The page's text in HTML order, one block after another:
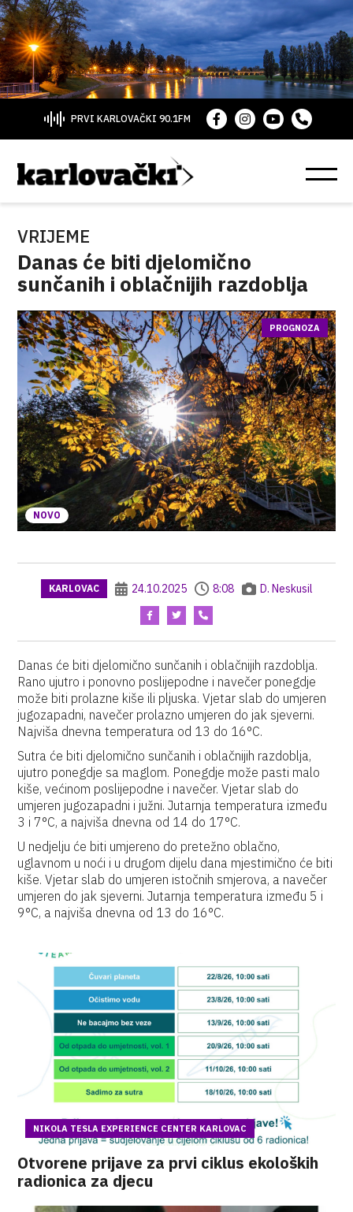
PRVI KARLOVAČKI 90.1FM
VRIJEME
Danas će biti djelomično
sunčanih i oblačnijih razdoblja
NOVO
PROGNOZA
KARLOVAC 24.10.2025 8:08 D. Neskusil
Danas će biti djelomično sunčanih i oblačnijih razdoblja.
Rano ujutro i ponovno poslijepodne i navečer ponegdje
može biti prolazne kiše ili pljuska. Vjetar slab do umjeren
jugozapadni, navečer prolazno umjeren do jak sjeverni.
Najviša dnevna temperatura od 13 do 16°C.
Sutra će biti djelomično sunčanih i oblačnijih razdoblja,
ujutro ponegdje sa maglom. Ponegdje može pasti malo
kiše, većinom poslijepodne i navečer. Vjetar slab do
umjeren jugozapadni i južni. Jutarnja temperatura između
3 i 7°C, a najviša dnevna od 14 do 17°C.
U nedjelju će biti umjereno do pretežno oblačno,
uglavnom u noći i u drugom dijelu dana mjestimično će biti
kiše. Vjetar slab do umjeren istočnih smjerova, a navečer
umjeren do jak sjeverni. Jutarnja temperatura između 5 i
9°C, a najviša dnevna od 13 do 16°C.
NIKOLA TESLA EXPERIENCE CENTER KARLOVAC
Otvorene prijave za prvi ciklus ekoloških
radionica za djecu